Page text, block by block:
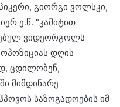
გიორგი ვოლსკი,
ე.წ. “კამიტით
ვიდეორგოლს
დღის
ცდილობენ,
მიმდინარე
საზოგადოების იმ